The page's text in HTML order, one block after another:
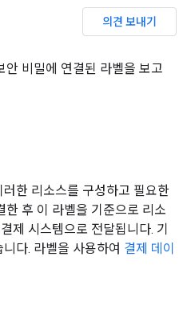
의견 보내기
안 비밀에 연결된 라벨을 보고
한 리소스를 구성하고 필요한
후 이 라벨을 기준으로 리소
제 시스템으로 전달됩니다. 기
다. 라벨을 사용하여 결제 데이